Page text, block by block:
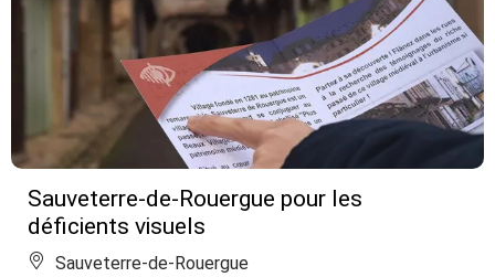
Sauveterre-de-Rouergue pour les
déficients visuels
Sauveterre-de-Rouergue